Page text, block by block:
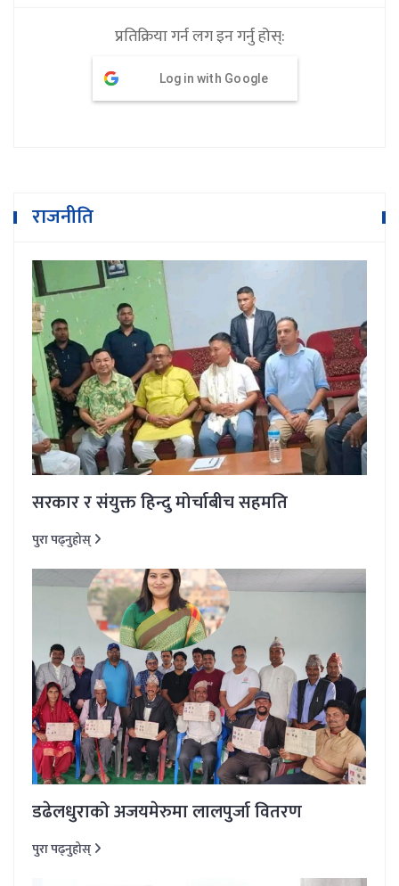
प्रतिक्रिया गर्न लग इन गर्नु होस्:
Log in with Google
राजनीति
सरकार र संयुक्त हिन्दु मोर्चाबीच सहमति
पुरा पढ्नुहोस्
डढेलधुराको अजयमेरुमा लालपुर्जा वितरण
पुरा पढ्नुहोस्